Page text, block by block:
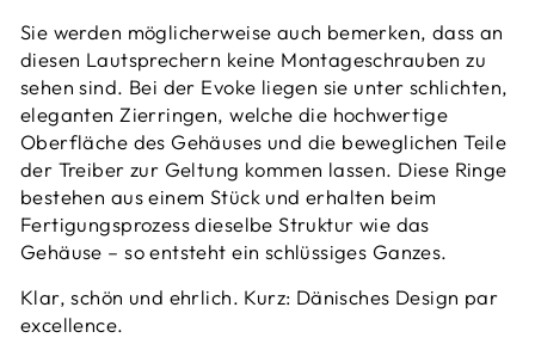
Sie werden möglicherweise auch bemerken, dass an
diesen Lautsprechern keine Montageschrauben zu
sehen sind. Bei der Evoke liegen sie unter schlichten,
eleganten Zierringen, welche die hochwertige
Oberfläche des Gehäuses und die beweglichen Teile
der Treiber zur Geltung kommen lassen. Diese Ringe
bestehen aus einem Stück und erhalten beim
Fertigungsprozess dieselbe Struktur wie das
Gehäuse – so entsteht ein schlüssiges Ganzes.
Klar, schön und ehrlich. Kurz: Dänisches Design par
excellence.